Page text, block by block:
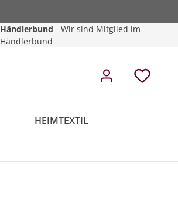
Händlerbund - Wir sind Mitglied im
Händlerbund
HEIMTEXTIL